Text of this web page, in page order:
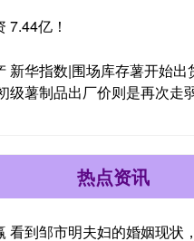
7.44亿！
新华指数|围场库存薯开始出
级薯制品出厂价则是再次走
热点资讯
看到邹市明夫妇的婚姻现状